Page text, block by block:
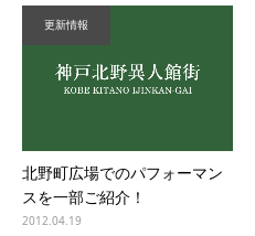
更新情報
北野町広場でのパフォーマン
スを一部ご紹介！
2012.04.19